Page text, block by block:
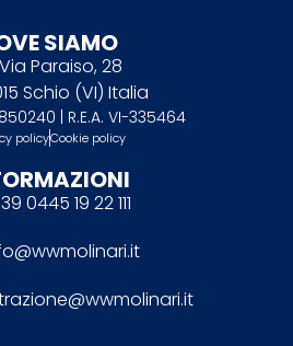
SIAMO
Via Paraiso, 28
Schio (VI) Italia
| R.E.A. VI-335464
policyCookie policy
0445 19 22 111